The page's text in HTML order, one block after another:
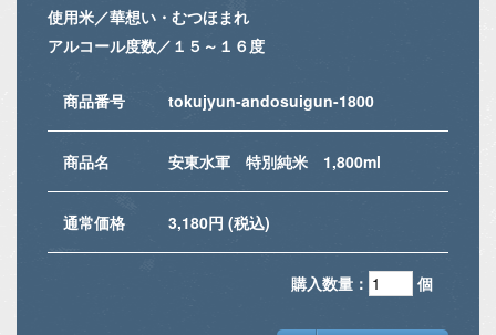
使用米／華想い・むつほまれ
アルコール度数／１５～１６度
商品番号 tokujyun-andosuigun-1800
商品名 安東水軍 特別純米 1,800ml
通常価格 3,180円 (税込)
購入数量： 個